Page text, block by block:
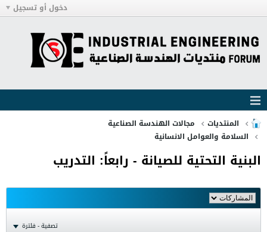
دخول أو تسجيل
المنتديات
مجالات الهندسة الصناعية
السلامة والعوامل الانسانية
البنية التحتية للصيانة - رابعاً: التدريب
تصفية - فلترة